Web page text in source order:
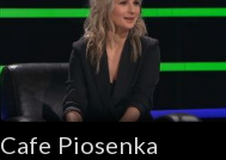
Cafe Piosenka